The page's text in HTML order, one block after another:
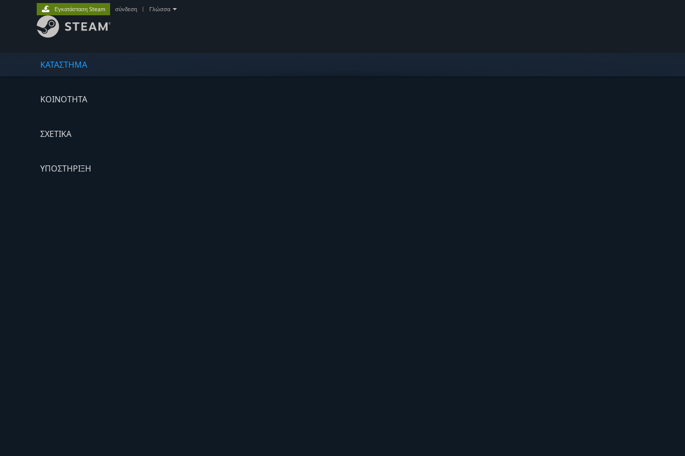
ΚΑΤΑΣΤΗΜΑ
ΚΟΙΝΟΤΗΤΑ
ΣΧΕΤΙΚΆ
ΥΠΟΣΤΗΡΙΞΗ
Εγκατάσταση Steam σύνδεση Γλώσσα